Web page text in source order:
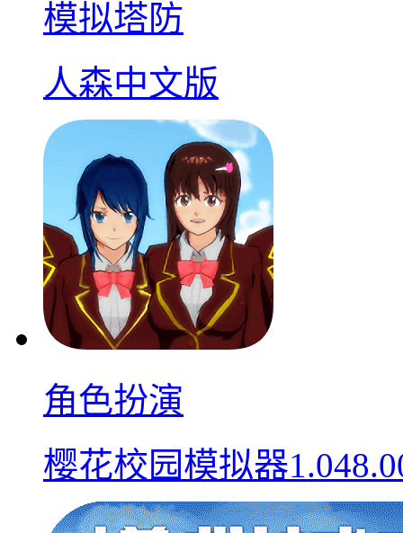
模拟塔防
人森中文版
角色扮演
樱花校园模拟器